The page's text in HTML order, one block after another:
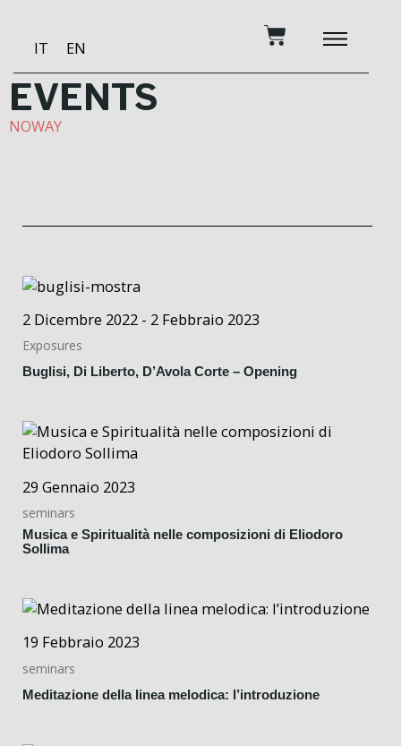
content
IT EN Cart
EVENTS
NOWAY
2 Dicembre 2022 - 2 Febbraio 2023
Exposures
Buglisi, Di Liberto, D’Avola Corte – Opening
29 Gennaio 2023
seminars
Musica e Spiritualità nelle composizioni di Eliodoro
Sollima
19 Febbraio 2023
seminars
Meditazione della linea melodica: l’introduzione